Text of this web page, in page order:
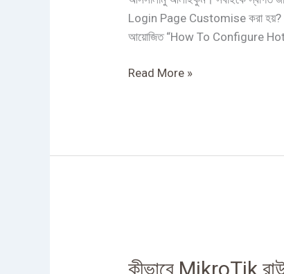
Login Page Customise করা হয়?
আয়োজিত “How To Configure
Hotspot
Login
Customise
Read More »
কীভাবে MikroTik
রাউটারে